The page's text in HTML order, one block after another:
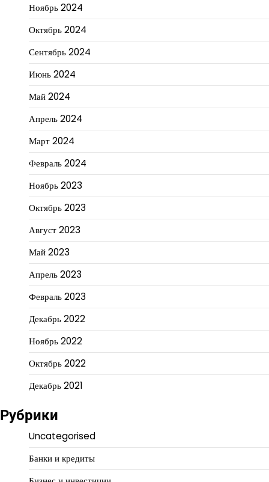
Ноябрь 2024
Октябрь 2024
Сентябрь 2024
Июнь 2024
Май 2024
Апрель 2024
Март 2024
Февраль 2024
Ноябрь 2023
Октябрь 2023
Август 2023
Май 2023
Апрель 2023
Февраль 2023
Декабрь 2022
Ноябрь 2022
Октябрь 2022
Декабрь 2021
Рубрики
Uncategorised
Банки и кредиты